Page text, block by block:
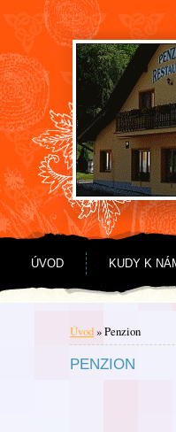
Jdi na obsah
Jdi na menu
ÚVOD KUDY K
Úvod»Penzion
PENZION